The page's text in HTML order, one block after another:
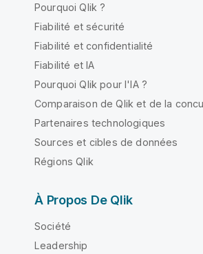
Pourquoi Qlik ?
Fiabilité et sécurité
Fiabilité et confidentialité
Fiabilité et IA
Pourquoi Qlik pour l'IA ?
Comparaison de Qlik et de la
Partenaires technologiques
Sources et cibles de données
Régions Qlik
À Propos De Qlik
Société
Leadership